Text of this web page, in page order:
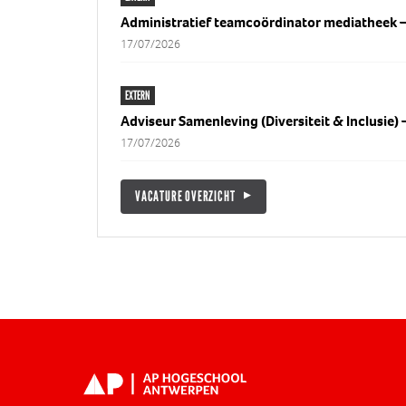
Administratief teamcoördinator mediatheek
17/07/2026
EXTERN
Adviseur Samenleving (Diversiteit & Inclusie)
17/07/2026
VACATURE OVERZICHT